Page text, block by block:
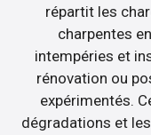
répartit les
charpentes
intempéries et
rénovation ou
expérimentés.
dégradations et